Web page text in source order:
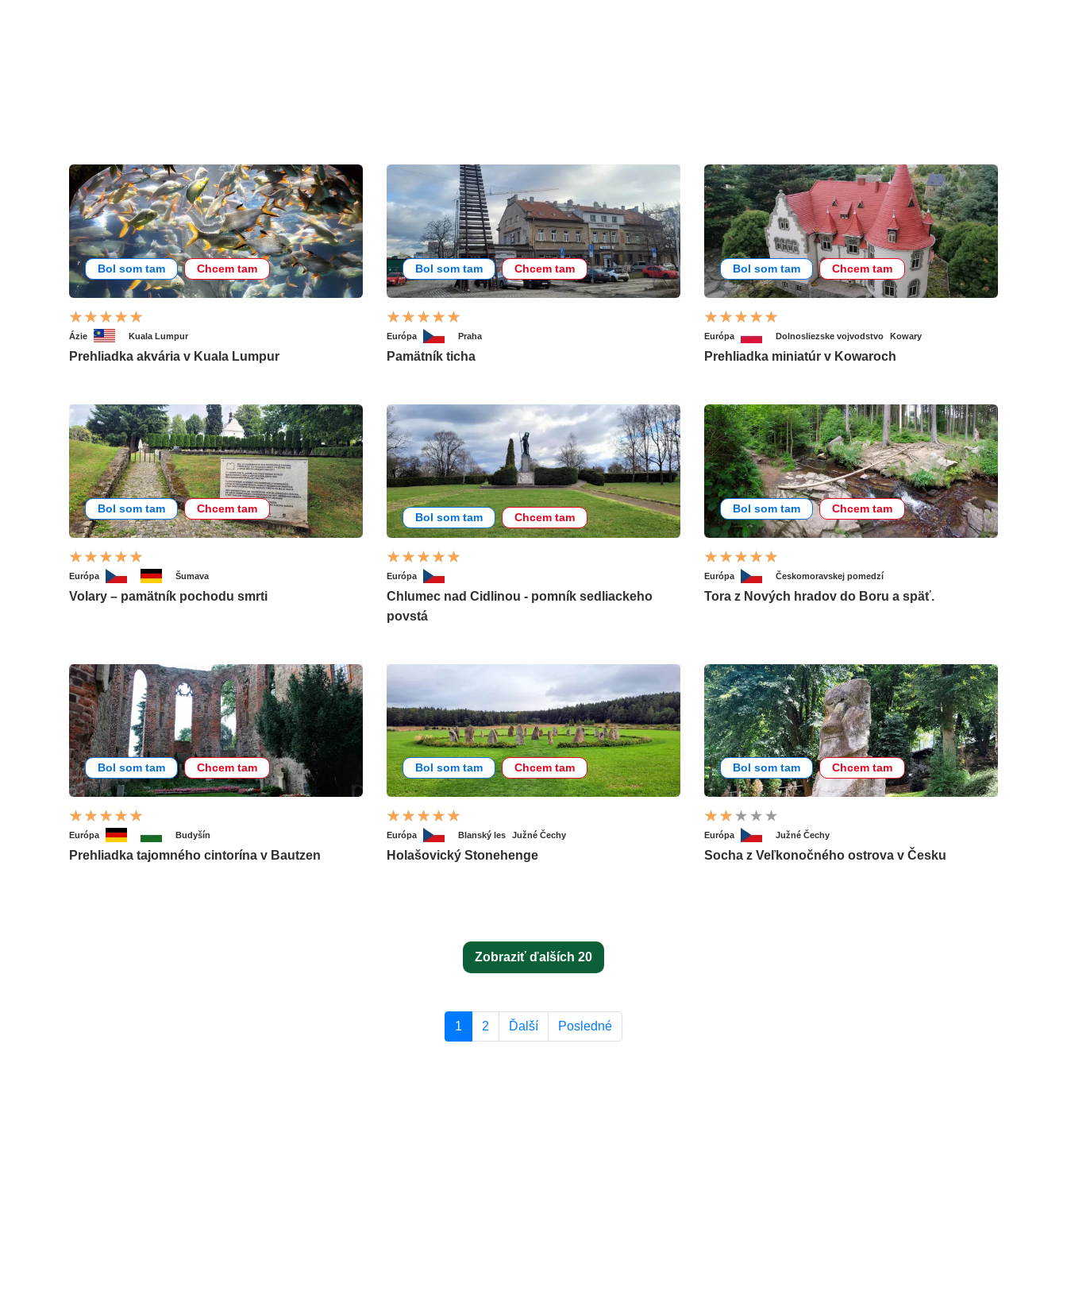
Bol som tam Chcem tam
Ázie Kuala Lumpur
Prehliadka akvária v Kuala Lumpur
Bol som tam Chcem tam
Európa Praha
Pamätník ticha
Bol som tam Chcem tam
Európa Dolnosliezske vojvodstvo Kowary
Prehliadka miniatúr v Kowaroch
Bol som tam Chcem tam
Európa Šumava
Volary – pamätník pochodu smrti
Bol som tam Chcem tam
Európa
Chlumec nad Cidlinou - pomník sedliackeho
povstá
Bol som tam Chcem tam
Európa Českomoravskej pomedzí
Tora z Nových hradov do Boru a späť.
Bol som tam Chcem tam
Európa Budyšín
Prehliadka tajomného cintorína v Bautzen
Bol som tam Chcem tam
Európa Blanský les Južné Čechy
Holašovický Stonehenge
Bol som tam Chcem tam
Európa Južné Čechy
Socha z Veľkonočného ostrova v Česku
Zobraziť ďalších 20
1 2 Ďalší Posledné